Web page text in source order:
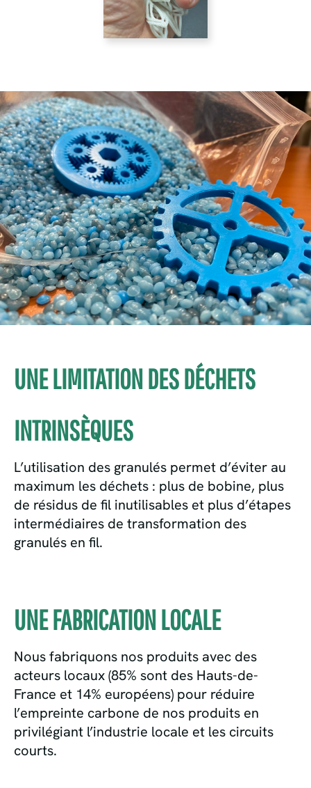
UNE LIMITATION DES DÉCHETS
INTRINSÈQUES
L’utilisation des granulés permet d’éviter au
maximum les déchets : plus de bobine, plus
de résidus de fil inutilisables et plus d’étapes
intermédiaires de transformation des
granulés en fil.
UNE FABRICATION LOCALE
Nous fabriquons nos produits avec des
acteurs locaux (85% sont des Hauts-de-
France et 14% européens) pour réduire
l’empreinte carbone de nos produits en
privilégiant l’industrie locale et les circuits
courts.